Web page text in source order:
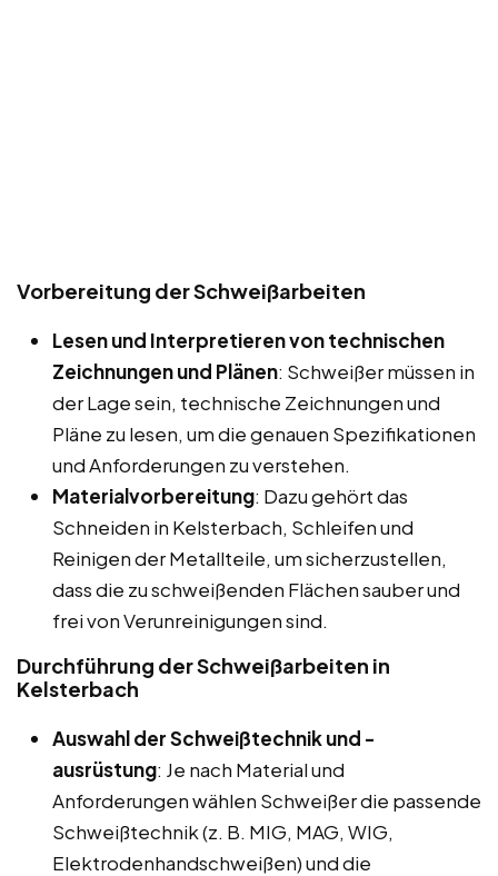
Vorbereitung der Schweißarbeiten
Lesen und Interpretieren von technischen
Zeichnungen und Plänen: Schweißer müssen in
der Lage sein, technische Zeichnungen und
Pläne zu lesen, um die genauen Spezifikationen
und Anforderungen zu verstehen.
Materialvorbereitung: Dazu gehört das
Schneiden in Kelsterbach, Schleifen und
Reinigen der Metallteile, um sicherzustellen,
dass die zu schweißenden Flächen sauber und
frei von Verunreinigungen sind.
Durchführung der Schweißarbeiten in
Kelsterbach
Auswahl der Schweißtechnik und -
ausrüstung: Je nach Material und
Anforderungen wählen Schweißer die passende
Schweißtechnik (z. B. MIG, MAG, WIG,
Elektrodenhandschweißen) und die